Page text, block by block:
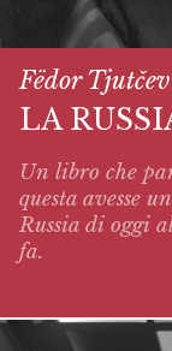
Fëdor Tjutčev
LA
Un libro che
questa avesse
Russia di oggi
fa.